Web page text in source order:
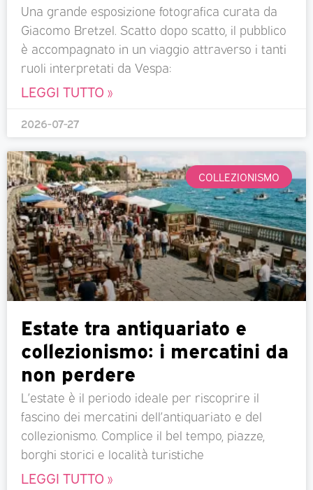
Una grande esposizione fotografica curata da
Giacomo Bretzel. Scatto dopo scatto, il pubblico
è accompagnato in un viaggio attraverso i tanti
ruoli interpretati da Vespa:
LEGGI TUTTO »
2026-07-27
COLLEZIONISMO
Estate tra antiquariato e
collezionismo: i mercatini da
non perdere
L’estate è il periodo ideale per riscoprire il
fascino dei mercatini dell’antiquariato e del
collezionismo. Complice il bel tempo, piazze,
borghi storici e località turistiche
LEGGI TUTTO »